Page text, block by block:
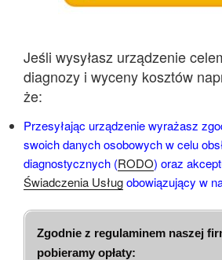
Jeśli wysyłasz urządzenie
diagnozy i wyceny kosztów
że:
Przesyłając urządzenie wyrażasz
swoich danych osobowych w celu
diagnostycznych (RODO) oraz
Świadczenia Usługobowiązujący w
Zgodnie z regulaminem naszej
pobieramy opłaty: